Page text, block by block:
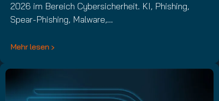
2026 im Bereich Cybersicherheit. KI, Phishing,
Spear-Phishing, Malware,…
Mehr lesen